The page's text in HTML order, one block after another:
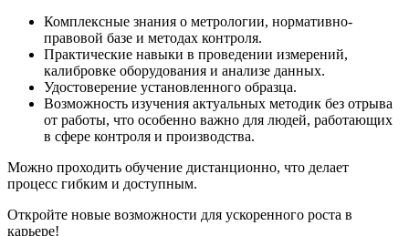
Комплексные знания о метрологии, нормативно-
правовой базе и методах контроля.
Практические навыки в проведении измерений,
калибровке оборудования и анализе данных.
Удостоверение установленного образца.
Возможность изучения актуальных методик без отрыва
от работы, что особенно важно для людей, работающих
в сфере контроля и производства.
Можно проходить обучение дистанционно, что делает
процесс гибким и доступным.
Откройте новые возможности для ускоренного роста в
карьере!